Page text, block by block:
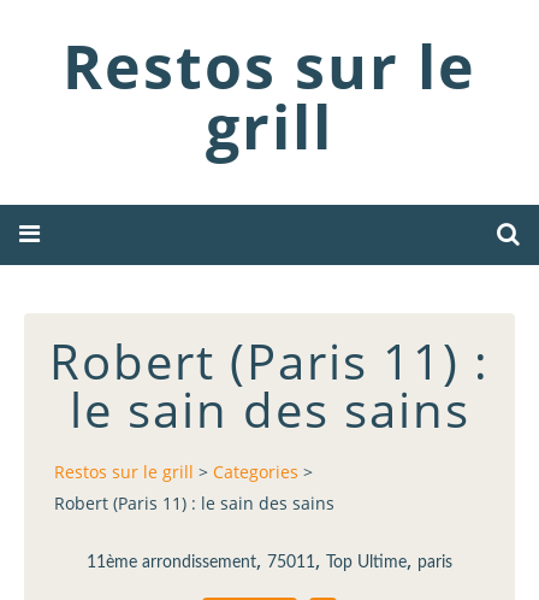
Restos sur le
grill
Robert (Paris 11) :
le sain des sains
Restos sur le grill > Categories >
Robert (Paris 11) : le sain des sains
11ème arrondissement, 75011 , Top Ultime, paris